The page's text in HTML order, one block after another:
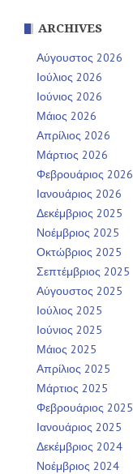
ARCHIVES
Αύγουστος 2026
Ιούλιος 2026
Ιούνιος 2026
Μάιος 2026
Απρίλιος 2026
Μάρτιος 2026
Φεβρουάριος 2026
Ιανουάριος 2026
Δεκέμβριος 2025
Νοέμβριος 2025
Οκτώβριος 2025
Σεπτέμβριος 2025
Αύγουστος 2025
Ιούλιος 2025
Ιούνιος 2025
Μάιος 2025
Απρίλιος 2025
Μάρτιος 2025
Φεβρουάριος 2025
Ιανουάριος 2025
Δεκέμβριος 2024
Νοέμβριος 2024